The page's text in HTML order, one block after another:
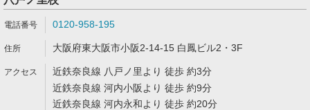
0120-958-195
大阪府東大阪市小阪2-14-15 白鳳ビル2・3F
近鉄奈良線 八戸ノ里より 徒歩 約3分
近鉄奈良線 河内小阪より 徒歩 約9分
近鉄奈良線 河内永和より 徒歩 約20分